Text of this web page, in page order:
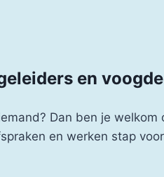
en
Dan ben je welkom
en werken stap